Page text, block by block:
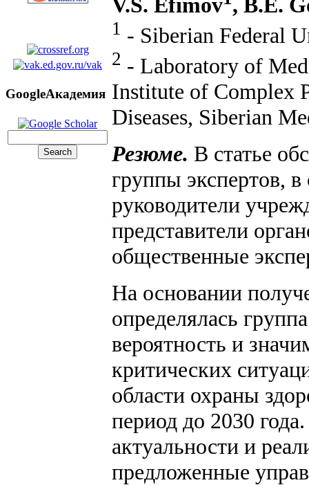
GoogleАкадемия
1 - Siberian Federal
2 - Laboratory of
Institute of Complex
Diseases, Siberian
Резюме. В статье
группы экспертов,
руководители
представители
общественные
На основании
определялась
вероятность и
критических
области охраны
период до 2030
актуальности и
предложенные